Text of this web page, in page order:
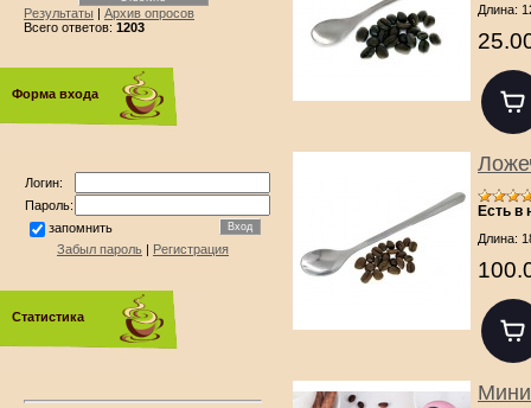
Результаты | Архив опросов
Всего ответов: 1203
Форма входа
Логин:
Пароль:
запомнить
Забыл пароль | Регистрация
Статистика
Длина:
Есть в
Длина: